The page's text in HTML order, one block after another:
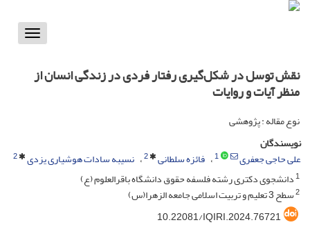
Toggle
نقش توسل در شکل‌گیری رفتار فردی در زندگی انسان از
منظر آیات و روایات
نوع مقاله : پژوهشی
نویسندگان
علی حاجی جعفری
1 فائزه سلطانی 2 نسیبه سادات هوشیاری یزدی
2
1دانشجوی دکتری رشته فلسفه حقوق دانشگاه باقرالعلوم (ع)
2سطح 3 تعلیم و تربیت اسلامی جامعه الزهرا(س)
10.22081/IQIRI.2024.76721